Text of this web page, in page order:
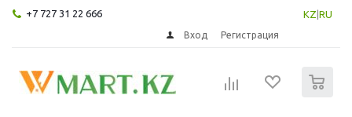
+7 727 31 22 666 KZ RU
Вход Регистрация